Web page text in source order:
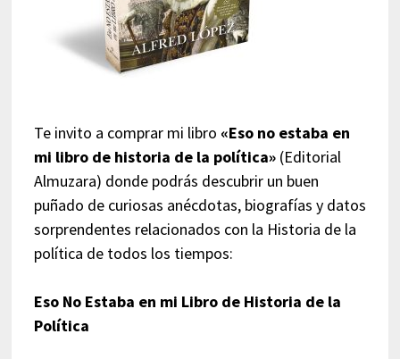
Te invito a comprar mi libro «Eso no estaba en
mi libro de historia de la política»(Editorial
Almuzara) donde podrás descubrir un buen
puñado de curiosas anécdotas, biografías y datos
sorprendentes relacionados con la Historia de la
política de todos los tiempos:
Eso No Estaba en mi Libro de Historia de la
Política